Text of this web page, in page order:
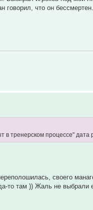
что он
тренерском процессе" дата
своего
то там )) Жаль не выбрали